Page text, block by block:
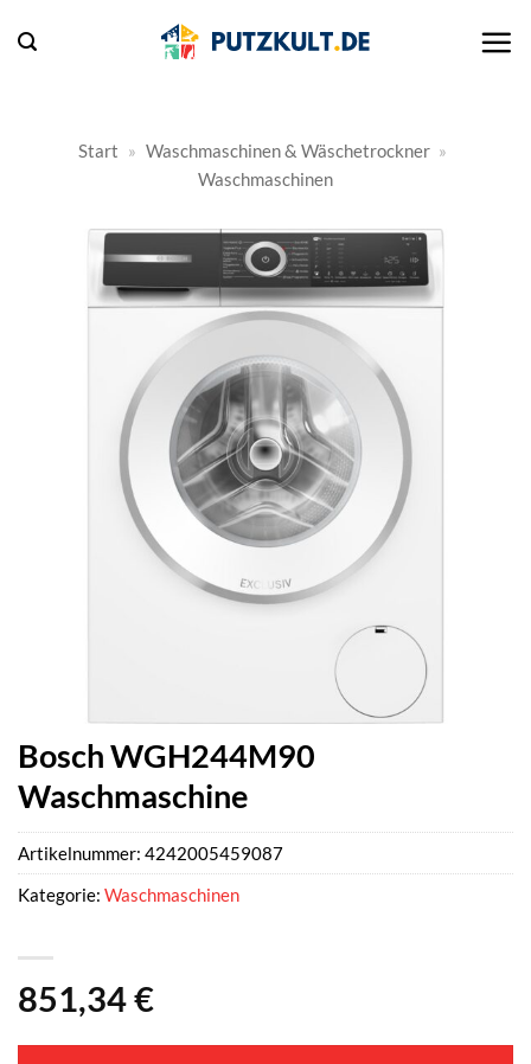
Inhalt
Start » Waschmaschinen & Wäschetrockner »
Waschmaschinen
Bosch WGH244M90
Waschmaschine
851,34€
Artikelnummer: 4242005459087
Kategorie: Waschmaschinen